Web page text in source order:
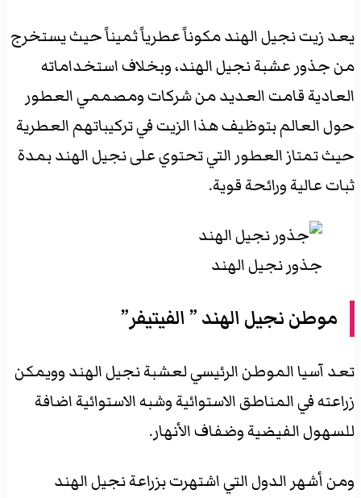
يعد زيت نجيل الهند مكوناً عطرياً ثميناً حيث يستخرج
من جذور عشبة نجيل الهند، وبخلاف استخداماته
العادية قامت العديد من شركات ومصممي العطور
حول العالم بتوظيف هذا الزيت في تركيباتهم العطرية
حيث تمتاز العطور التي تحتوي على نجيل الهند بمدة
ثبات عالية ورائحة قوية.
جذور نجيل الهند
موطن نجيل الهند ” الفيتيفر”
تعد آسيا الموطن الرئيسي لعشبة نجيل الهند وويمكن
زراعته في المناطق الاستوائية وشبه الاستوائية اضافة
للسهول الفيضية وضفاف الأنهار.
ومن أشهر الدول التي اشتهرت بزراعة نجيل الهند